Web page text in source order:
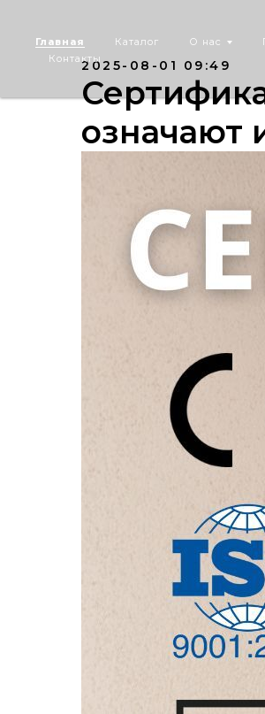
Главная Каталог О нас
Контакты2025-08-01 09:49
означают